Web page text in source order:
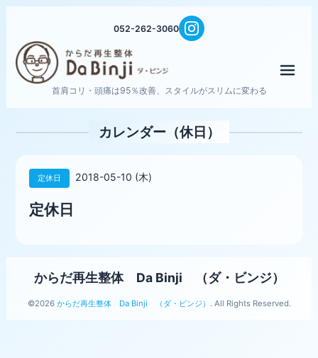
052-262-3060
首肩コリ・頭痛は95％改善、スタイルがスリムに変わる
カレンダー（休日）
定休日 2018-05-10 (木)
定休日
からだ再生整体 Da Binji （ダ・ビンジ）
©2026 からだ再生整体 Da Binji （ダ・ビンジ） . All Rights Reserved.